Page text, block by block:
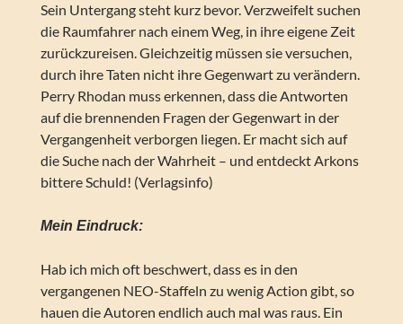
Sein Untergang steht kurz bevor. Verzweifelt suchen
die Raumfahrer nach einem Weg, in ihre eigene Zeit
zurückzureisen. Gleichzeitig müssen sie versuchen,
durch ihre Taten nicht ihre Gegenwart zu verändern.
Perry Rhodan muss erkennen, dass die Antworten
auf die brennenden Fragen der Gegenwart in der
Vergangenheit verborgen liegen. Er macht sich auf
die Suche nach der Wahrheit – und entdeckt Arkons
bittere Schuld! (Verlagsinfo)
Mein Eindruck:
Hab ich mich oft beschwert, dass es in den
vergangenen NEO-Staffeln zu wenig Action gibt, so
hauen die Autoren endlich auch mal was raus. Ein